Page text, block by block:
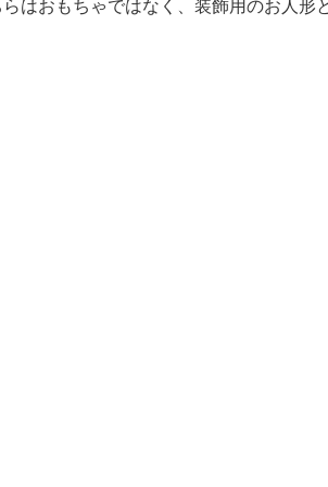
らはおもちゃではなく、装飾用のお人形